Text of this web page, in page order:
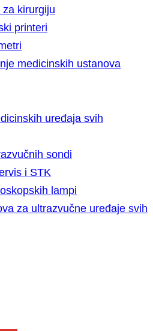
kirurgiju
printeri
medicinskih ustanova
uređaja svih
sondi
i STK
lampi
za ultrazvučne uređaje svih